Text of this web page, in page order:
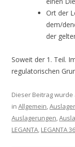
Ort der
dem/
der
Soweit der 1. Teil.
regulatorischen
Dieser Beitrag wurde
in Allgemein,
Auslagerungen,
LEGANTA, LEGANTA